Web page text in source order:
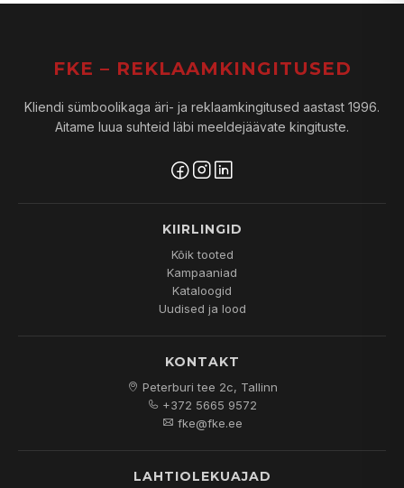
FKE – REKLAAMKINGITUSED
Kliendi sümboolikaga äri- ja reklaamkingitused aastast 1996.
Aitame luua suhteid läbi meeldejäävate kingituste.
KIIRLINGID
Kõik tooted
Kampaaniad
Kataloogid
Uudised ja lood
KONTAKT
Peterburi tee 2c, Tallinn
+372 5665 9572
fke@fke.ee
LAHTIOLEKUAJAD